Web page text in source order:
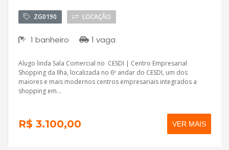
ZG0190 LOCAÇÃO
1 banheiro 1 vaga
Alugo linda Sala Comercial no CESDI | Centro Empresarial
Shopping da Ilha, localizada no 6º andar do CESDI, um dos
maiores e mais modernos centros empresariais integrados a
shopping em...
R$ 3.100,00 VER MAIS